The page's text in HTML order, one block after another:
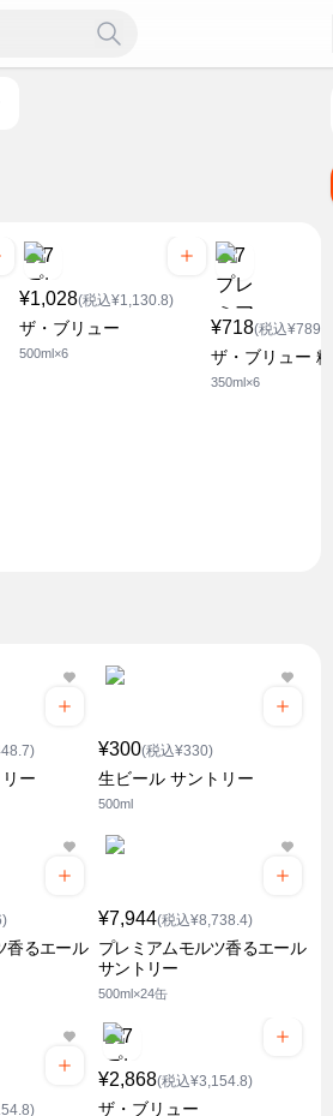
¥1,028(税込¥1,130.8)
ザ・ブリュー
500ml×6
¥718(税込¥789.8)
ザ・ブリュー 糖
350ml×6
ー
¥300(税込¥330)
生ビール サントリー
500ml
香るエール
¥7,944(税込¥8,738.4)
プレミアムモルツ香るエール
サントリー
500ml×24缶
¥2,868(税込¥3,154.8)
ザ・ブリュー